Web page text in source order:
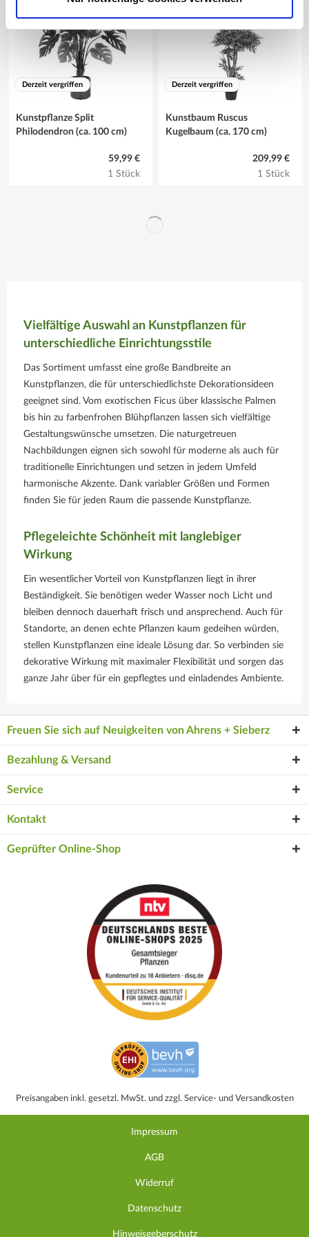
Derzeit vergriffen
Kunstpflanze Split
Philodendron (ca. 100 cm)
59,99 €
1 Stück
Derzeit vergriffen
Kunstbaum Ruscus
Kugelbaum (ca. 170 cm)
209,99 €
1 Stück
Vielfältige Auswahl an Kunstpflanzen für
unterschiedliche Einrichtungsstile
Das Sortiment umfasst eine große Bandbreite an
Kunstpflanzen, die für unterschiedlichste Dekorationsideen
geeignet sind. Vom exotischen Ficus über klassische Palmen
bis hin zu farbenfrohen Blühpflanzen lassen sich vielfältige
Gestaltungswünsche umsetzen. Die naturgetreuen
Nachbildungen eignen sich sowohl für moderne als auch für
traditionelle Einrichtungen und setzen in jedem Umfeld
harmonische Akzente. Dank variabler Größen und Formen
finden Sie für jeden Raum die passende Kunstpflanze.
Pflegeleichte Schönheit mit langlebiger
Wirkung
Ein wesentlicher Vorteil von Kunstpflanzen liegt in ihrer
Beständigkeit. Sie benötigen weder Wasser noch Licht und
bleiben dennoch dauerhaft frisch und ansprechend. Auch für
Standorte, an denen echte Pflanzen kaum gedeihen würden,
stellen Kunstpflanzen eine ideale Lösung dar. So verbinden sie
dekorative Wirkung mit maximaler Flexibilität und sorgen das
ganze Jahr über für ein gepflegtes und einladendes Ambiente.
Freuen Sie sich auf Neuigkeiten von Ahrens + Sieberz
Bezahlung & Versand
Service
Kontakt
Geprüfter Online-Shop
Preisangaben inkl. gesetzl. MwSt. und zzgl. Service- und Versandkosten
Impressum
AGB
Widerruf
Datenschutz
Hinweisgeberschutz